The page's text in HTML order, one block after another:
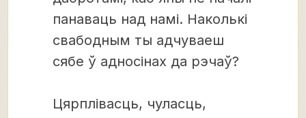
панаваць над намі. Наколькі
свабодным ты адчуваеш
сябе ў адносінах да рэчаў?
Цярплівасць, чуласць,